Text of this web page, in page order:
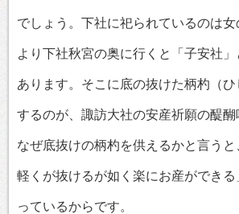
でしょう。下社に祀られているのは
より下社秋宮の奥に行くと「子安社
あります。そこに底の抜けた柄杓（ひ
するのが、諏訪大社の安産祈願の醍醐
なぜ底抜けの柄杓を供えるかと言う
軽くが抜けるが如く楽にお産ができ
っているからです。